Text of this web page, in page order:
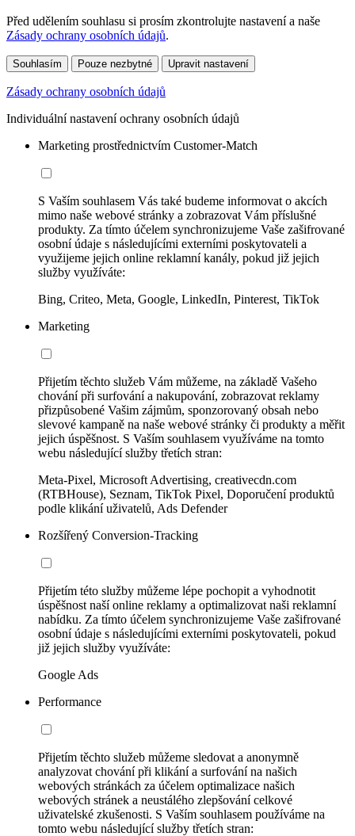
Před udělením souhlasu si prosím zkontrolujte nastavení a naše
Zásady ochrany osobních údajů.
Souhlasím Pouze nezbytné Upravit nastavení
Zásady ochrany osobních údajů
Individuální nastavení ochrany osobních údajů
Marketing prostřednictvím Customer-Match
S Vaším souhlasem Vás také budeme informovat o akcích
mimo naše webové stránky a zobrazovat Vám příslušné
produkty. Za tímto účelem synchronizujeme Vaše zašifrované
osobní údaje s následujícími externími poskytovateli a
využijeme jejich online reklamní kanály, pokud již jejich
služby využíváte:
Bing, Criteo, Meta, Google, LinkedIn, Pinterest, TikTok
Marketing
Přijetím těchto služeb Vám můžeme, na základě Vašeho
chování při surfování a nakupování, zobrazovat reklamy
přizpůsobené Vašim zájmům, sponzorovaný obsah nebo
slevové kampaně na naše webové stránky či produkty a měřit
jejich úspěšnost. S Vaším souhlasem využíváme na tomto
webu následující služby třetích stran:
Meta-Pixel, Microsoft Advertising, creativecdn.com
(RTBHouse), Seznam, TikTok Pixel, Doporučení produktů
podle klikání uživatelů, Ads Defender
Rozšířený Conversion-Tracking
Přijetím této služby můžeme lépe pochopit a vyhodnotit
úspěšnost naší online reklamy a optimalizovat naši reklamní
nabídku. Za tímto účelem synchronizujeme Vaše zašifrované
osobní údaje s následujícími externími poskytovateli, pokud
již jejich služby využíváte:
Google Ads
Performance
Přijetím těchto služeb můžeme sledovat a anonymně
analyzovat chování při klikání a surfování na našich
webových stránkách za účelem optimalizace našich
webových stránek a neustálého zlepšování celkové
uživatelské zkušenosti. S Vaším souhlasem používáme na
tomto webu následující služby třetích stran: